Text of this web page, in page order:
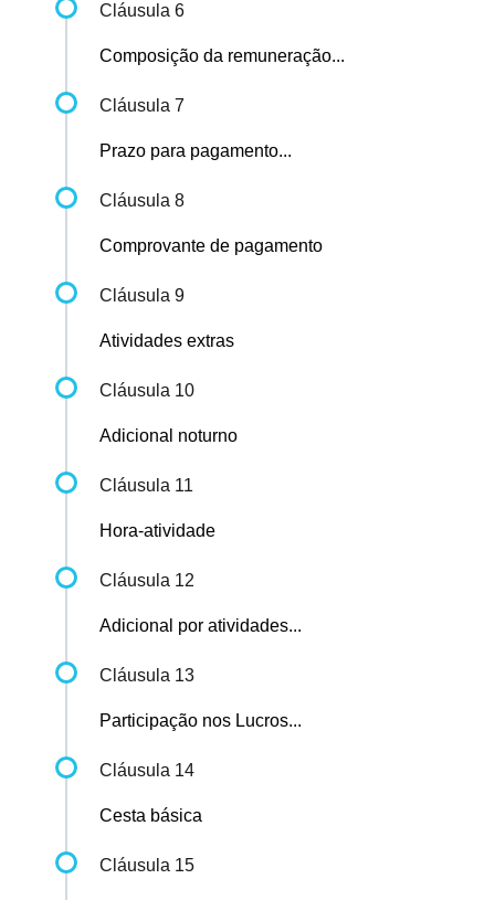
Cláusula 6
Composição da remuneração...
Cláusula 7
Prazo para pagamento...
Cláusula 8
Comprovante de pagamento
Cláusula 9
Atividades extras
Cláusula 10
Adicional noturno
Cláusula 11
Hora-atividade
Cláusula 12
Adicional por atividades...
Cláusula 13
Participação nos Lucros...
Cláusula 14
Cesta básica
Cláusula 15